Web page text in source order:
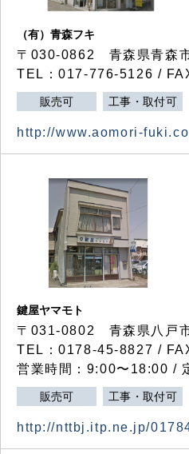
（有）青森フキ
〒030-0862 青森県青森
TEL：017-776-5126 /
販売可 工事・取付可
http://www.aomori-
鍵屋ヤマモト
〒031-0802 青森県八戸
TEL：0178-45-8827 /
営業時間：9:00〜18:00 /
販売可 工事・取付可
http://nttbj.itp.ne.jp/